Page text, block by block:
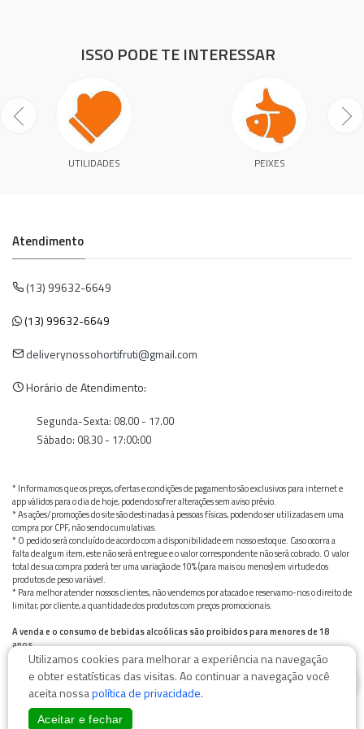
ISSO PODE TE INTERESSAR
UTILIDADES PEIXES
Atendimento
(13) 99632-6649
(13) 99632-6649
deliverynossohortifruti@gmail.com
Horário de Atendimento:
Segunda-Sexta: 08.00 - 17.00
Sábado: 08.30 - 17:00:00
* Informamos que os preços, ofertas e condições de pagamento são exclusivos para internet e
app válidos para o dia de hoje, podendo sofrer alterações sem aviso prévio.
* As ações/promoções do site são destinadas à pessoas físicas, podendo ser utilizadas em uma
compra por CPF, não sendo cumulativas.
* O pedido será concluído de acordo com a disponibilidade em nosso estoque. Caso ocorra a
falta de algum item, este não será entregue e o valor correspondente não será cobrado. O valor
total de sua compra poderá ter uma variação de 10% (para mais ou menos) em virtude dos
produtos de peso variável.
* Para melhor atender nossos clientes, não vendemos por atacado e reservamo-nos o direito de
limitar, por cliente, a quantidade dos produtos com preços promocionais.
A venda e o consumo de bebidas alcoólicas são proibidos para menores de 18
anos.
Bebida alcoólica pode causar dependência química e, em excesso, provoca graves males à saúde.
Beba com moderação
Utilizamos cookies para melhorar a experiência na navegação
e obter estatísticas das visitas. Ao continuar a navegação você
aceita nossapolítica de privacidade.
Aceitar e fechar